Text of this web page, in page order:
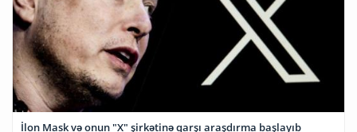
İlon Mask və onun "X" şirkətinə qarşı araşdırma başlayıb